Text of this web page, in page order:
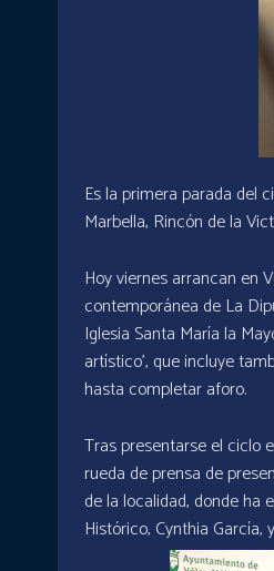
Es la primera parada del
Marbella, Rincón de la
Hoy viernes arrancan en
contemporánea de La
Iglesia Santa María la
artístico’, que incluye
hasta completar aforo.
Tras presentarse el ciclo
rueda de prensa de
de la localidad, donde ha
Histórico, Cynthia